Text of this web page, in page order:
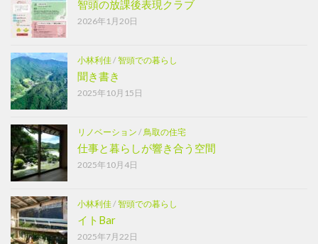
智頭の放課後表現クラブ
2026年1月20日
小林利佳/智頭での暮らし
聞き書き
2025年10月15日
リノベーション /鳥取の住宅
仕事と暮らしが響き合う空間
2025年10月4日
小林利佳/智頭での暮らし
イトBar
2025年7月22日